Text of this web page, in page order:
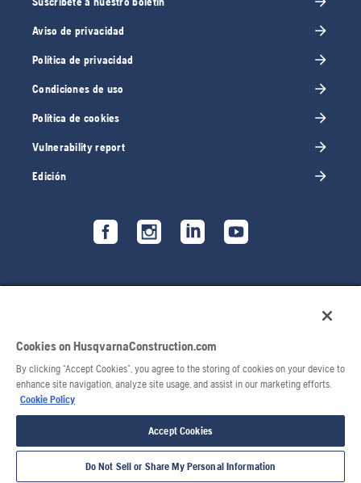
Aviso de privacidad
Política de privacidad
Condiciones de uso
Política de cookies
Vulnerability report
Edición
© 2026 Husqvarna AB. Todos los derechos reservados.
Cookies on HusqvarnaConstruction.com
By clicking “Accept Cookies”, you agree to the storing of cookies on your device to
enhance site navigation, analyze site usage, and assist in our marketing efforts.
Cookie Policy
Accept Cookies
Do Not Sell or Share My Personal Information